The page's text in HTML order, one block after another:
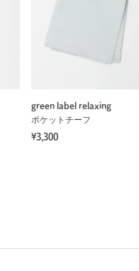
green label relaxing
ポケットチーフ
¥3,300